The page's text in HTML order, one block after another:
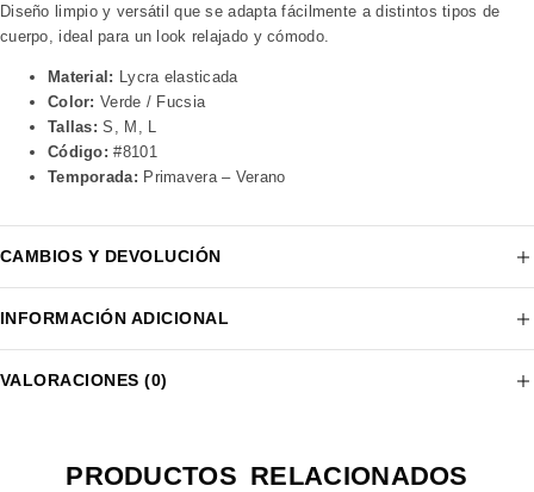
Diseño limpio y versátil que se adapta fácilmente a distintos tipos de
cuerpo, ideal para un look relajado y cómodo.
Material: Lycra elasticada
Color: Verde / Fucsia
Tallas: S, M, L
Código: #8101
Temporada: Primavera – Verano
CAMBIOS Y DEVOLUCIÓN
INFORMACIÓN ADICIONAL
VALORACIONES (0)
PRODUCTOS RELACIONADOS